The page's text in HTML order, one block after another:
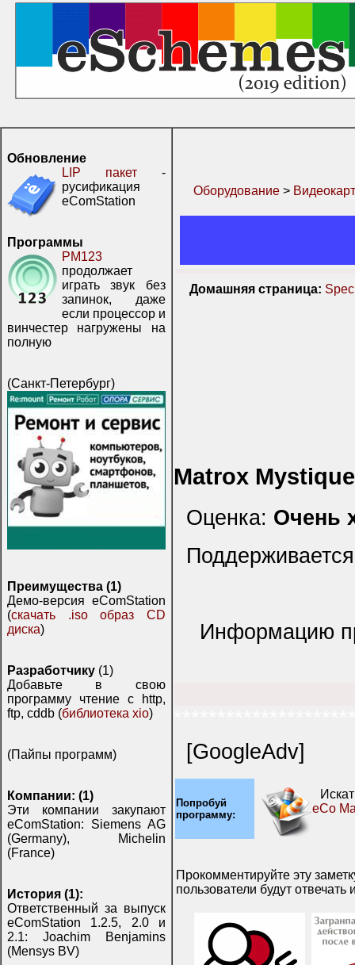
Обновление
LIP пакет -
русификация
eComStation
Программы
PM123
продолжает
играть звук без
запинок, даже
если процессор и
винчестер нагружены на
полную
(Санкт-Петербург)
Преимущества (1)
Демо-версия eComStation
(скачать .iso образ CD
диска)
Разработчику (1)
Добавьте в свою
программу чтение с http,
ftp, cddb (библиотека xio)
(Пайпы программ)
Компании: (1)
Эти компании закупают
eComStation: Siemens AG
(Germany), Michelin
(France)
История (1):
Ответственный за выпуск
eComStation 1.2.5, 2.0 и
2.1: Joachim Benjamins
(Mensys BV)
Оборудование >
Домашняя страница:
Matrox
Оценка: Очень
Информацию
[GoogleAdv]
Попробуй
программу:
eCo
Прокомментируйте эту
пользователи будут отвечать